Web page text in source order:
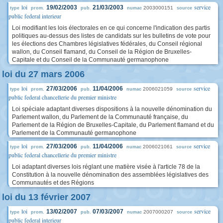
type loi prom. 19/02/2003 pub. 21/03/2003 numac 2003000151 source service
public federal interieur
Loi modifiant les lois électorales en ce qui concerne l'indication des partis
politiques au-dessus des listes de candidats sur les bulletins de vote pour
les élections des Chambres législatives fédérales, du Conseil régional
wallon, du Conseil flamand, du Conseil de la Région de Bruxelles-
Capitale et du Conseil de la Communauté germanophone
loi du 27 mars 2006
type loi prom. 27/03/2006 pub. 11/04/2006 numac 2006021059 source service
public federal chancellerie du premier ministre
Loi spéciale adaptant diverses dispositions à la nouvelle dénomination du
Parlement wallon, du Parlement de la Communauté française, du
Parlement de la Région de Bruxelles-Capitale, du Parlement flamand et du
Parlement de la Communauté germanophone
type loi prom. 27/03/2006 pub. 11/04/2006 numac 2006021061 source service
public federal chancellerie du premier ministre
Loi adaptant diverses lois réglant une matière visée à l'article 78 de la
Constitution à la nouvelle dénomination des assemblées législatives des
Communautés et des Régions
loi du 13 février 2007
type loi prom. 13/02/2007 pub. 07/03/2007 numac 2007000207 source service
public federal interieur